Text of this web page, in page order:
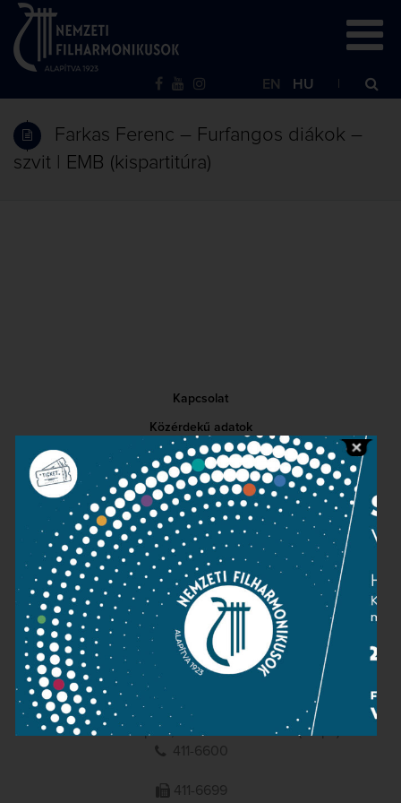
EN HU
Farkas Ferenc – Furfangos diákok –
szvit | EMB (kispartitúra)
Kapcsolat
Közérdekű adatok
Sajtószoba
Adatvédelem
Impresszum
NEMZETI
FILHARMONIKUSOK
1095 Budapest, Komor Marcell u. 1. (Müpa)
411-6600
411-6699